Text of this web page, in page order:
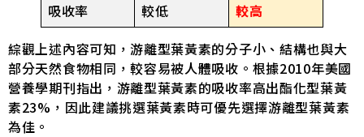
吸收率 較低
較高
綜觀上述內容可知，游離型葉黃素的分子小、結構也與大
部分天然食物相同，較容易被人體吸收。根據2010年美國
營養學期刊指出，游離型葉黃素的吸收率高出酯化型葉黃
素23%，因此建議挑選葉黃素時可優先選擇游離型葉黃素
為佳。